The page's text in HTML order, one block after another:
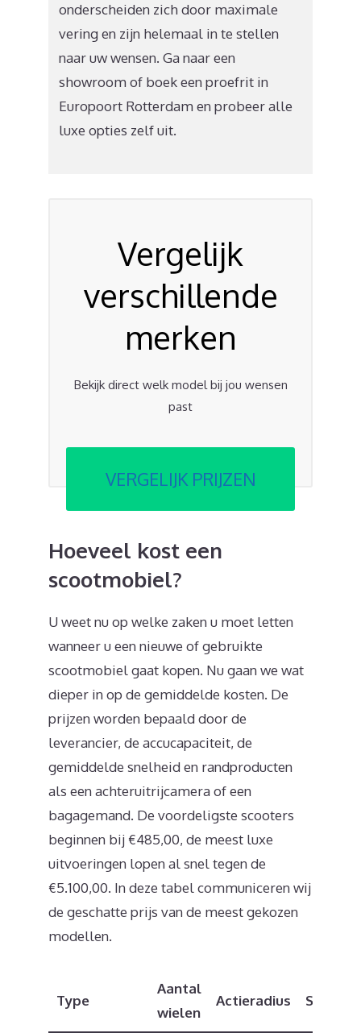
onderscheiden zich door maximale
vering en zijn helemaal in te stellen
naar uw wensen. Ga naar een
showroom of boek een proefrit in
Europoort Rotterdam en probeer alle
luxe opties zelf uit.
Vergelijk
verschillende
merken
Bekijk direct welk model bij jou wensen
past
VERGELIJK PRIJZEN
Hoeveel kost een
scootmobiel?
U weet nu op welke zaken u moet letten
wanneer u een nieuwe of gebruikte
scootmobiel gaat kopen. Nu gaan we wat
dieper in op de gemiddelde kosten. De
prijzen worden bepaald door de
leverancier, de accucapaciteit, de
gemiddelde snelheid en randproducten
als een achteruitrijcamera of een
bagagemand. De voordeligste scooters
beginnen bij €485,00, de meest luxe
uitvoeringen lopen al snel tegen de
€5.100,00. In deze tabel communiceren wij
de geschatte prijs van de meest gekozen
modellen.
Type
Aantal
wielen
Actieradius